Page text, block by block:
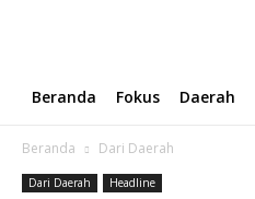
Beranda Fokus Daerah
Beranda Dari Daerah
Dari Daerah Headline